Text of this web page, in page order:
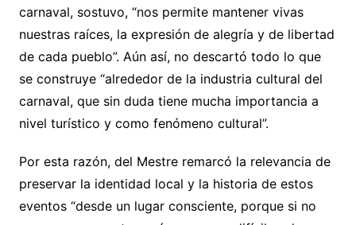
carnaval, sostuvo, “nos permite mantener vivas
nuestras raíces, la expresión de alegría y de libertad
de cada pueblo”. Aún así, no descartó todo lo que
se construye “alrededor de la industria cultural del
carnaval, que sin duda tiene mucha importancia a
nivel turístico y como fenómeno cultural”.
Por esta razón, del Mestre remarcó la relevancia de
preservar la identidad local y la historia de estos
eventos “desde un lugar consciente, porque si no